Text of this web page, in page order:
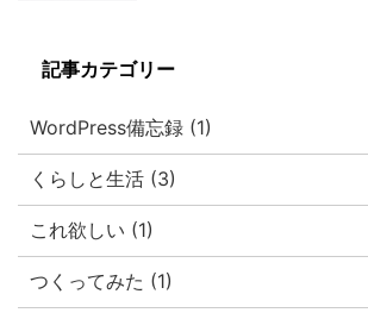
記事カテゴリー
WordPress備忘録 (1)
くらしと生活 (3)
これ欲しい (1)
つくってみた (1)